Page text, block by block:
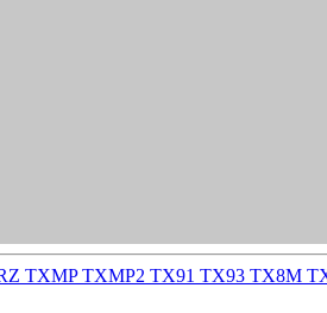
TXMPTXMP2 TX91 TX93 TX8M